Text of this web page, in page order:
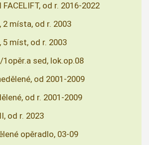
FACELIFT, od r. 2016-2022
2 místa, od r. 2003
5 míst, od r. 2003
1opěr.a sed, lok.op.08
od 2001-2009
od r. 2001-2009
od r. 2023
opěradlo, 03-09